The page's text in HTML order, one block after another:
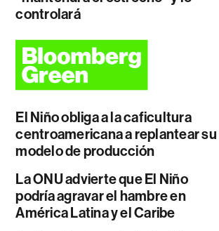
controlará
El Niño obliga a la caficultura
centroamericana a replantear su
modelo de producción
La ONU advierte que El Niño
podría agravar el hambre en
América Latina y el Caribe